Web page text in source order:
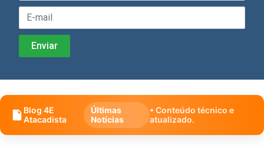
Blog 4E
Atacadista
Últimas
Notícias
• Conteúdo técnico e
atualizado.